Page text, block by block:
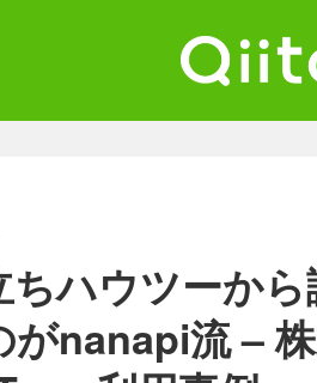
ちハウツーか
がnanapi流 –